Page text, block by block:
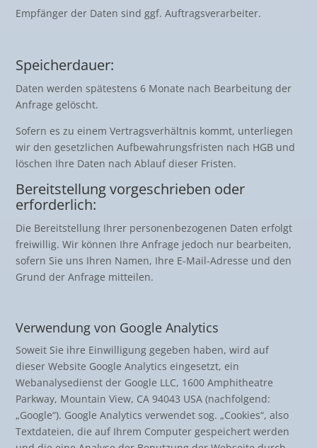
Empfänger der Daten sind ggf. Auftragsverarbeiter.
Speicherdauer:
Daten werden spätestens 6 Monate nach Bearbeitung der
Anfrage gelöscht.
Sofern es zu einem Vertragsverhältnis kommt, unterliegen
wir den gesetzlichen Aufbewahrungsfristen nach HGB und
löschen Ihre Daten nach Ablauf dieser Fristen.
Bereitstellung vorgeschrieben oder
erforderlich:
Die Bereitstellung Ihrer personenbezogenen Daten erfolgt
freiwillig. Wir können Ihre Anfrage jedoch nur bearbeiten,
sofern Sie uns Ihren Namen, Ihre E-Mail-Adresse und den
Grund der Anfrage mitteilen.
Verwendung von Google Analytics
Soweit Sie ihre Einwilligung gegeben haben, wird auf
dieser Website Google Analytics eingesetzt, ein
Webanalysedienst der Google LLC, 1600 Amphitheatre
Parkway, Mountain View, CA 94043 USA (nachfolgend:
„Google“). Google Analytics verwendet sog. „Cookies“, also
Textdateien, die auf Ihrem Computer gespeichert werden